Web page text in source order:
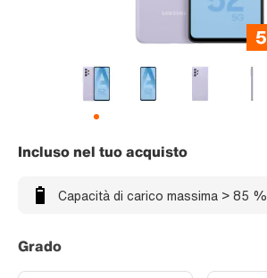
Incluso nel tuo acquisto
Capacità di carico massima > 85 %
Grado